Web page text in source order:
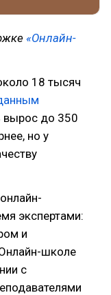
«Онлайн-
18 тысяч
вырос до 350
но у
экспертами:
и
школе
с